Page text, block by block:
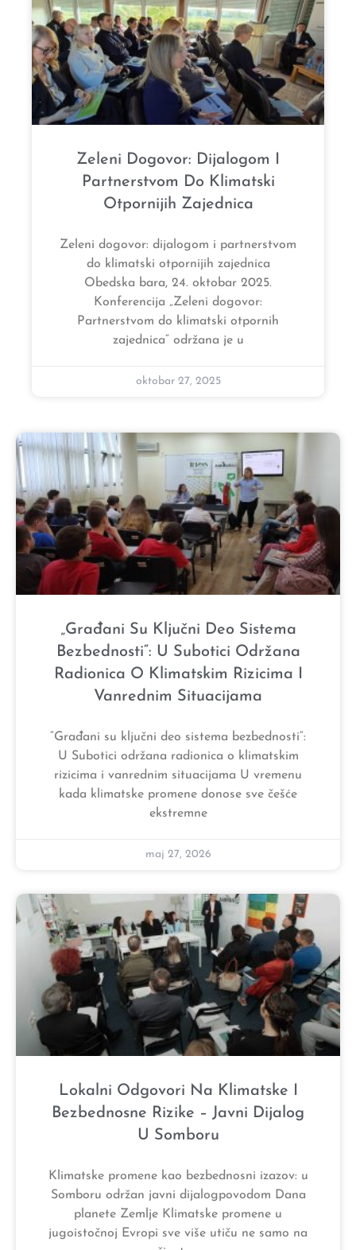
Zeleni Dogovor: Dijalogom I
Partnerstvom Do Klimatski
Otpornijih Zajednica
Zeleni dogovor: dijalogom i partnerstvom
do klimatski otpornijih zajednica
Obedska bara, 24. oktobar 2025.
Konferencija „Zeleni dogovor:
Partnerstvom do klimatski otpornih
zajednica“ održana je u
oktobar 27, 2025
„Građani Su Ključni Deo Sistema
Bezbednosti“: U Subotici Održana
Radionica O Klimatskim Rizicima I
Vanrednim Situacijama
“Građani su ključni deo sistema bezbednosti“:
U Subotici održana radionica o klimatskim
rizicima i vanrednim situacijama U vremenu
kada klimatske promene donose sve češće
ekstremne
maj 27, 2026
Lokalni Odgovori Na Klimatske I
Bezbednosne Rizike – Javni Dijalog
U Somboru
Klimatske promene kao bezbednosni izazov: u
Somboru održan javni dijalogpovodom Dana
planete Zemlje Klimatske promene u
jugoistočnoj Evropi sve više utiču ne samo na